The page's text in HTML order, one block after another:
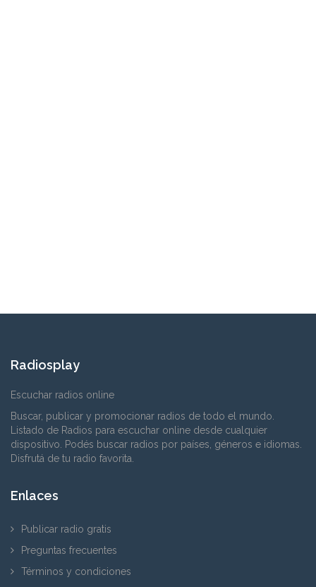
Radiosplay
Escuchar radios online
Buscar, publicar y promocionar radios de todo el mundo.
Listado de Radios para escuchar online desde cualquier
dispositivo. Podés buscar radios por países, géneros e idiomas.
Disfrutá de tu radio favorita.
Enlaces
Publicar radio gratis
Preguntas frecuentes
Términos y condiciones